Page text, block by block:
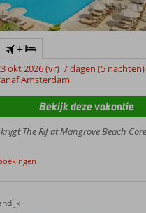
+
okt 2026 (vr) 7 dagen (5 nachten)
Amsterdam
krijgt The Rif at Mangrove Beach
Bekijk deze vakantie